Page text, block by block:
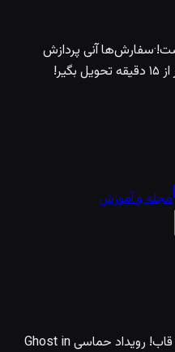
·سفارش‌ها آنی پردازش
مجله و آموزش
زامبی‌ها و سایبورگ‌ها در یک قاب! رویداد حماسی Ghost in